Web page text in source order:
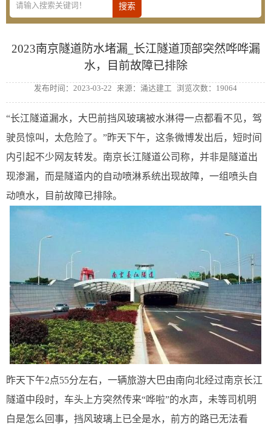
2023南京隧道防水堵漏_长江隧道顶部突然哗哗漏
水，目前故障已排除
发布时间：2023-03-22 来源：涌达建工 浏览次数：19064
“长江隧道漏水，大巴前挡风玻璃被水淋得一点都看不见，驾
驶员惊叫，太危险了。”昨天下午，这条微博发出后，短时间
内引起不少网友转发。南京长江隧道公司称，并非是隧道出
现渗漏，而是隧道内的自动喷淋系统出现故障，一组喷头自
动喷水，目前故障已排除。
昨天下午2点55分左右，一辆旅游大巴由南向北经过南京长江
隧道中段时，车头上方突然传来“哗啦”的水声，未等司机明
白是怎么回事，挡风玻璃上已全是水，前方的路已无法看